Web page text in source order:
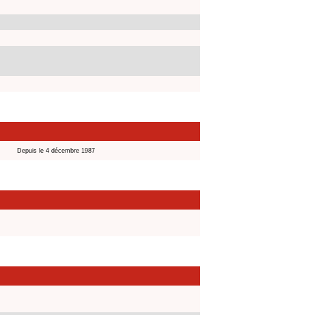
Depuis le 4 décembre 1987